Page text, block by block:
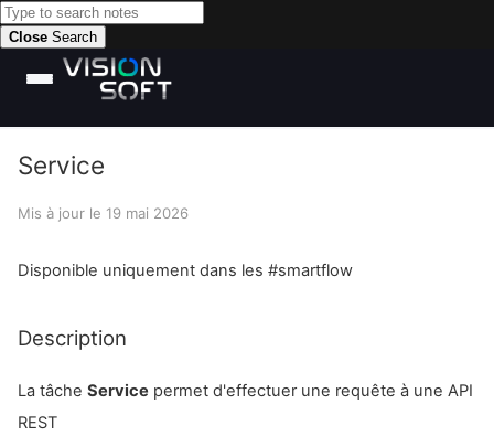
Close Search
Service
Mis à jour le 19 mai 2026
Disponible uniquement dans les #smartflow
Description
La tâche Service permet d'effectuer une requête à une API
REST